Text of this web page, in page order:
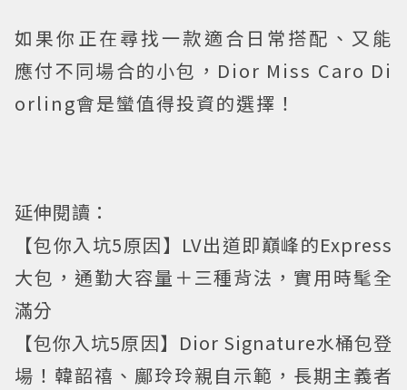
如果你正在尋找一款適合日常搭配、又能
應付不同場合的小包，Dior Miss Caro Di
orling會是蠻值得投資的選擇！
延伸閱讀：
【包你入坑5原因】LV出道即巔峰的Express
大包，通勤大容量＋三種背法，實用時髦全
滿分
【包你入坑5原因】Dior Signature水桶包登
場！韓韶禧、鄺玲玲親自示範，長期主義者